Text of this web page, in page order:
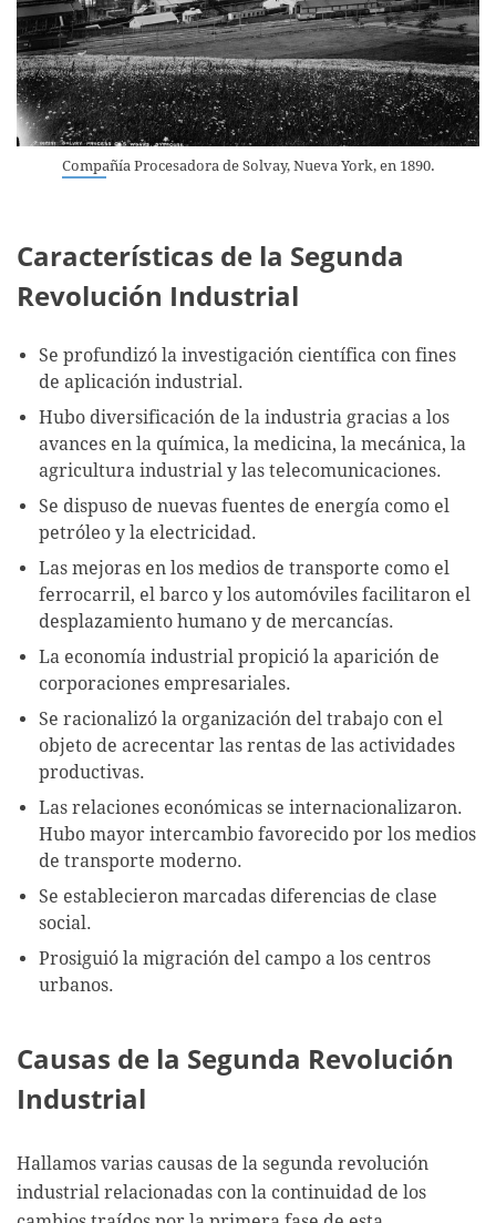
Compañía Procesadora de Solvay, Nueva York, en 1890.
Características de la Segunda
Revolución Industrial
Se profundizó la investigación científica con fines
de aplicación industrial.
Hubo diversificación de la industria gracias a los
avances en la química, la medicina, la mecánica, la
agricultura industrial y las telecomunicaciones.
Se dispuso de nuevas fuentes de energía como el
petróleo y la electricidad.
Las mejoras en los medios de transporte como el
ferrocarril, el barco y los automóviles facilitaron el
desplazamiento humano y de mercancías.
La economía industrial propició la aparición de
corporaciones empresariales.
Se racionalizó la organización del trabajo con el
objeto de acrecentar las rentas de las actividades
productivas.
Las relaciones económicas se internacionalizaron.
Hubo mayor intercambio favorecido por los medios
de transporte moderno.
Se establecieron marcadas diferencias de clase
social.
Prosiguió la migración del campo a los centros
urbanos.
Causas de la Segunda Revolución
Industrial
Hallamos varias causas de la segunda revolución
industrial relacionadas con la continuidad de los